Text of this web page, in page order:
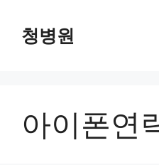
청병원
아이폰연